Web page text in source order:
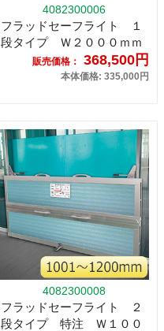
4082300006
フラッドセーフライト １
段タイプ Ｗ２０００ｍｍ
販売価格： 368,500円
本体価格: 335,000円
4082300008
フラッドセーフライト ２
段タイプ 特注 Ｗ１００